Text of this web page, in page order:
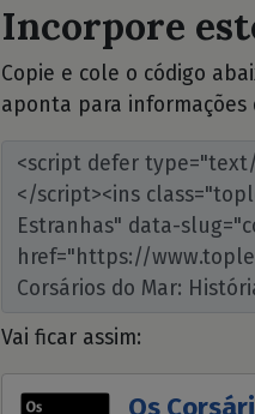
Incorpore
Copie e cole o código
aponta para informações
Vai ficar assim: